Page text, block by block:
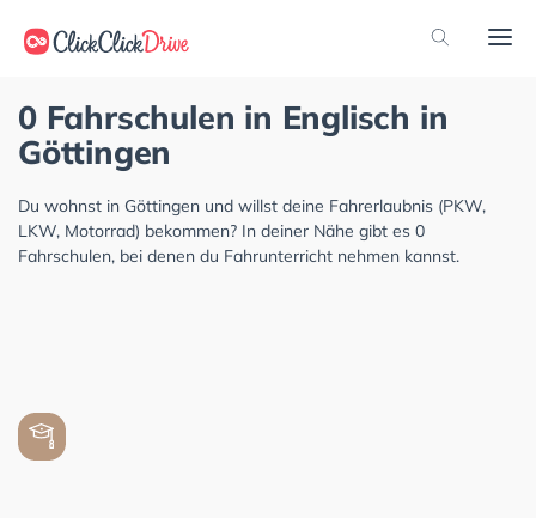
0 Fahrschulen in Englisch in
Göttingen
Du wohnst in Göttingen und willst deine Fahrerlaubnis (PKW,
LKW, Motorrad) bekommen? In deiner Nähe gibt es 0
Fahrschulen, bei denen du Fahrunterricht nehmen kannst.